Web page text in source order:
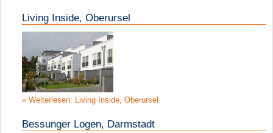
Living Inside, Oberursel
Weiterlesen: Living Inside, Oberursel
Bessunger Logen, Darmstadt